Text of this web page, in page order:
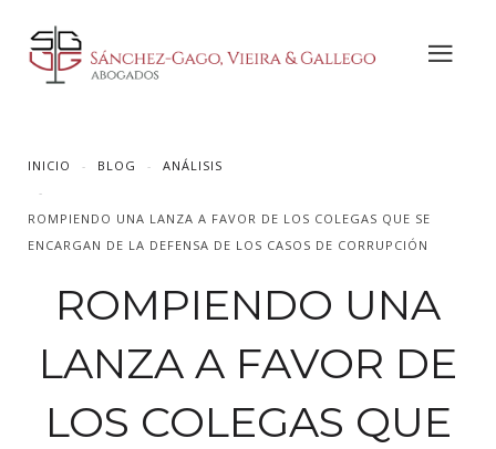
INICIO BLOG ANÁLISIS
ROMPIENDO UNA LANZA A FAVOR DE LOS COLEGAS QUE SE
ENCARGAN DE LA DEFENSA DE LOS CASOS DE CORRUPCIÓN
ROMPIENDO UNA
LANZA A FAVOR DE
LOS COLEGAS QUE